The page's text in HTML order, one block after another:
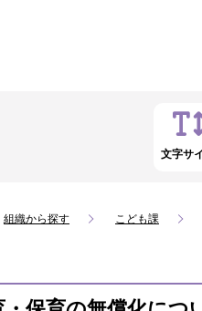
文字サ
組織から探す こども課